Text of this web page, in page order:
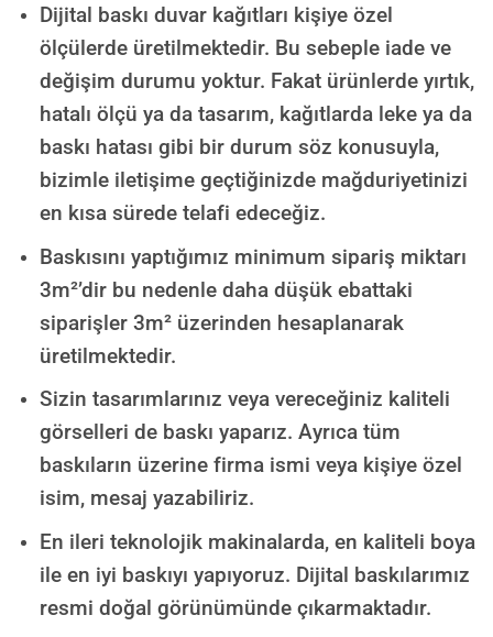
Dijital baskı duvar kağıtları kişiye özel
ölçülerde üretilmektedir. Bu sebeple iade ve
değişim durumu yoktur. Fakat ürünlerde yırtık,
hatalı ölçü ya da tasarım, kağıtlarda leke ya da
baskı hatası gibi bir durum söz konusuyla,
bizimle iletişime geçtiğinizde mağduriyetinizi
en kısa sürede telafi edeceğiz.
Baskısını yaptığımız minimum sipariş miktarı
3m²’dir bu nedenle daha düşük ebattaki
siparişler 3m² üzerinden hesaplanarak
üretilmektedir.
Sizin tasarımlarınız veya vereceğiniz kaliteli
görselleri de baskı yaparız. Ayrıca tüm
baskıların üzerine firma ismi veya kişiye özel
isim, mesaj yazabiliriz.
En ileri teknolojik makinalarda, en kaliteli boya
ile en iyi baskıyı yapıyoruz. Dijital baskılarımız
resmi doğal görünümünde çıkarmaktadır.